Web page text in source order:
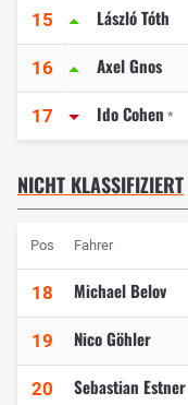
15 László Tóth
16 Axel Gnos
17 Ido Cohen *
NICHT KLASSIFIZIERT
Pos Fahrer
18 Michael Belov
19 Nico Göhler
20 Sebastian Estner